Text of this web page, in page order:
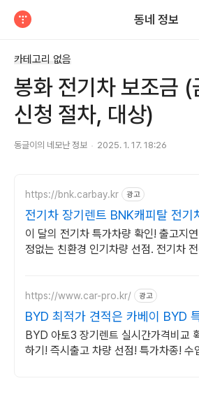
동네 정보
카테고리 없음
봉화 전기차 보조금 (
신청 절차, 대상)
동글이의 네모난 정보 2025. 1. 17. 18:26
https://bnk.carbay.kr 광고
전기차 장기렌트 BNK캐피탈 전기
인기모델 타임특가
이 달의 전기차 특가차량 확인! 출고지
정없는 친환경 인기차량 선점. 전기차 전
https://www.car-pro.kr/ 광고
BYD 최적가 견적은 카베이 BYD
차량 무료견적
BYD 아토3 장기렌트 실시간가격비교
하기! 즉시출고 차량 선점! 특가차종! 수